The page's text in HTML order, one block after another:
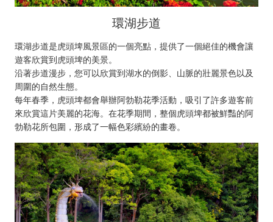
環湖步道
環湖步道是虎頭埤風景區的一個亮點，提供了一個絕佳的機會讓
遊客欣賞到虎頭埤的美景。
沿著步道漫步，您可以欣賞到湖水的倒影、山脈的壯麗景色以及
周圍的自然生態。
每年春季，虎頭埤都會舉辦阿勃勒花季活動，吸引了許多遊客前
來欣賞這片美麗的花海。在花季期間，整個虎頭埤都被鮮豔的阿
勃勒花所包圍，形成了一幅色彩繽紛的畫卷。